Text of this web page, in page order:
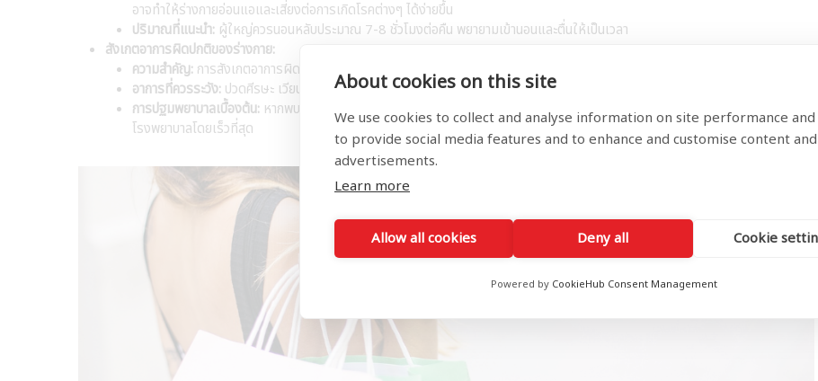
อาจทำให้ร่างกายอ่อนแอและเสี่ยงต่อการเกิดโรคต่างๆ ได้ง่ายขึ้น
ปริมาณที่แนะนำ: ผู้ใหญ่ควรนอนหลับประมาณ 7-8 ชั่วโมงต่อคืน พยายามเข้านอนและตื่นให้เป็นเวลา
สังเกตอาการผิดปกติของร่างกาย:
ความสำคัญ: การสังเกตอาการผิดปกติของร่างกายเป็นสิ่งสำคัญในการป้องกันภาวะฉุกเฉินที่เกิดจากความร้อน เช่น ฮีทสโตรก
อาการที่ควรระวัง: ปวดศีรษะ เวียนศีรษะ คลื่นไส้ อาเจียน ผิวหนังร้อนและแห้ง ไม่มีเหงื่อออก หัวใจเต้นเร็ว หายใจเร็ว สับสน หมดสติ
การปฐมพยาบาลเบื้องต้น: หากพบว่ามีอาการดังกล่าว ควรรีบนำผู้ป่วยเข้าที่ร่มเย็น ให้ดื่มน้ำ (ถ้ายังรู้สึกตัว) ใช้ผ้าเย็นเช็ดตัว และรีบนำส่ง
โรงพยาบาลโดยเร็วที่สุด
About cookies on this site
We use cookies to collect and analyse information on site performance and
to provide social media features and to enhance and customise content and
advertisements.
Learn more
Allow all cookies Deny all Cookie
Powered by CookieHub Consent Management